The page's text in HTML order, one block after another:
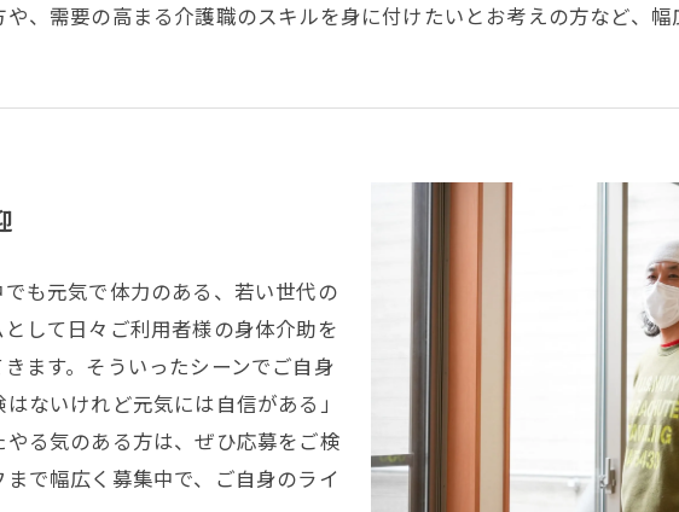
、需要の高まる介護職のスキルを身に付けたいとお考えの方など、幅
も元気で体力のある、若い世代の
して日々ご利用者様の身体介助を
ます。そういったシーンでご自身
ないけれど元気には自信がある」
る気のある方は、ぜひ応募をご検
で幅広く募集中で、ご自身のライ